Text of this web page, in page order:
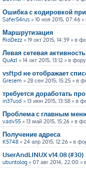
Ошибка с кодировкой
Safer54rus » 10 ноя 2015, 07:46 »
Маршрутизация
RioDezz » 19 окт 2015, 14:39 » в
Левая сетевая
QuAzI » 14 окт 2015, 13:12 » в
vsftpd не отображает
Gresem » 28 сен 2015, 15:25 » в
требуется доработать
in37usd » 13 июн 2015, 13:58 » в
Проблема с главным
vadv55 » 13 май 2015, 15:26 » в
Получение адреса
K5748 » 24 апр 2015, 12:26 » в
UserAndLINUX v14.08 (#30)
ubuntolog » 07 авг 2014, 22:00 »